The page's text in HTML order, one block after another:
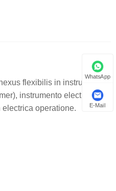
فارسی
flexibilis in instrumento
instrumento electronico
operatione.
WhatsApp
E-Mail